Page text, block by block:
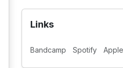
Links
Bandcamp Spotify